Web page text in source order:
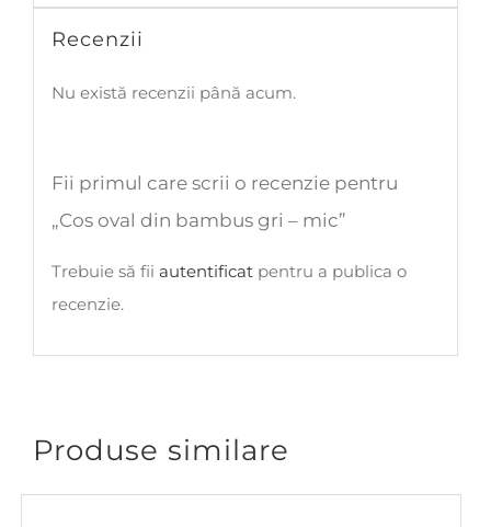
Recenzii
Nu există recenzii până acum.
Fii primul care scrii o recenzie pentru
„Cos oval din bambus gri – mic”
Trebuie să fii autentificatpentru a publica o
recenzie.
Produse similare